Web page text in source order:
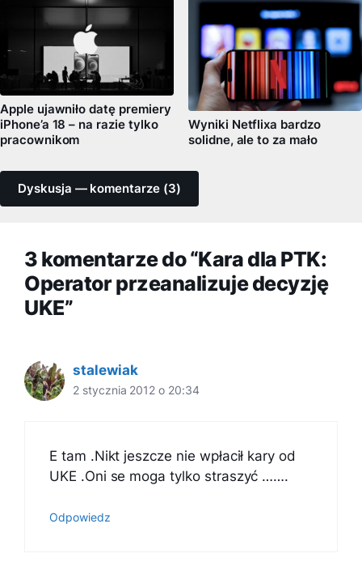
Apple ujawniło datę premiery
iPhone’a 18 – na razie tylko
pracownikom
Wyniki Netflixa bardzo
solidne, ale to za mało
Dyskusja — komentarze (3)
3 komentarze do “Kara dla PTK:
Operator przeanalizuje decyzję
UKE”
stalewiak
2 stycznia 2012 o 20:34
E tam .Nikt jeszcze nie wpłacił kary od
UKE .Oni se moga tylko straszyć …….
Odpowiedz